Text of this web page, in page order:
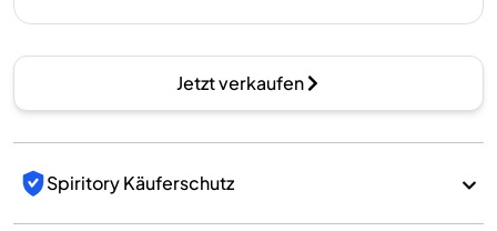
Jetzt verkaufen
Spiritory Käuferschutz